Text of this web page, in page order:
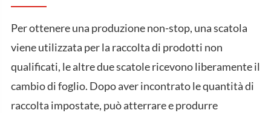
Per ottenere una produzione non-stop, una scatola
viene utilizzata per la raccolta di prodotti non
qualificati, le altre due scatole ricevono liberamente il
cambio di foglio. Dopo aver incontrato le quantità di
raccolta impostate, può atterrare e produrre